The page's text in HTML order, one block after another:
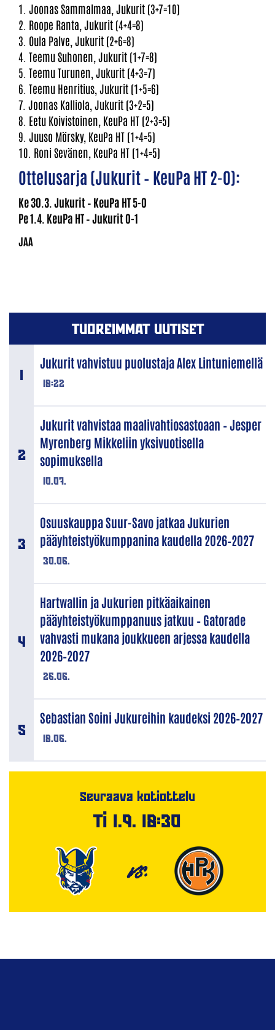
1. Joonas Sammalmaa, Jukurit (3+7=10)
2. Roope Ranta, Jukurit (4+4=8)
3. Oula Palve, Jukurit (2+6=8)
4. Teemu Suhonen, Jukurit (1+7=8)
5. Teemu Turunen, Jukurit (4+3=7)
6. Teemu Henritius, Jukurit (1+5=6)
7. Joonas Kalliola, Jukurit (3+2=5)
8. Eetu Koivistoinen, KeuPa HT (2+3=5)
9. Juuso Mörsky, KeuPa HT (1+4=5)
10. Roni Sevänen, KeuPa HT (1+4=5)
Ottelusarja (Jukurit – KeuPa HT 2-0):
Ke 30.3. Jukurit – KeuPa HT 5-0
Pe 1.4. KeuPa HT – Jukurit 0-1
TUOREIMMAT UUTISET
18:22
Jukurit vahvistuu puolustaja Alex Lintuniemellä
10.07.
Jukurit vahvistaa maalivahtiosastoaan – Jesper
Myrenberg Mikkeliin yksivuotisella
sopimuksella
30.06.
Osuuskauppa Suur-Savo jatkaa Jukurien
pääyhteistyökumppanina kaudella 2026–2027
26.06.
Hartwallin ja Jukurien pitkäaikainen
pääyhteistyökumppanuus jatkuu – Gatorade
vahvasti mukana joukkueen arjessa kaudella
2026–2027
18.06.
Sebastian Soini Jukureihin kaudeksi 2026–2027
Seuraava kotiottelu
Ti 1.9. 18:30
VS.